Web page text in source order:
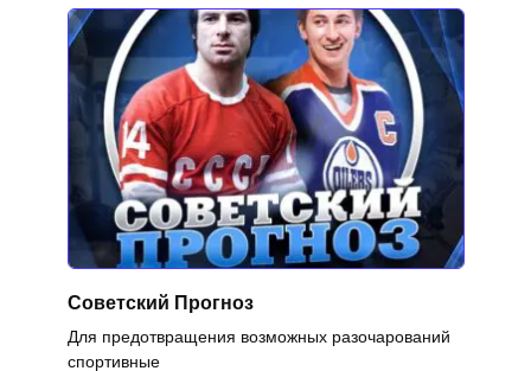
Советский Прогноз
Для предотвращения возможных разочарований
спортивные